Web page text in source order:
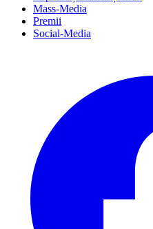
Mass-Media
Premii
Social-Media